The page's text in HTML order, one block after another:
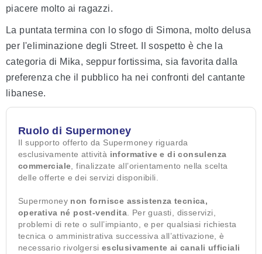
piacere molto ai ragazzi.
La puntata termina con lo sfogo di Simona, molto delusa
per l'eliminazione degli Street. Il sospetto è che la
categoria di Mika, seppur fortissima, sia favorita dalla
preferenza che il pubblico ha nei confronti del cantante
libanese.
Ruolo di Supermoney
Il supporto offerto da Supermoney riguarda
esclusivamente attività informative e di consulenza
commerciale , finalizzate all’orientamento nella scelta
delle offerte e dei servizi disponibili.
Supermoney non fornisce assistenza tecnica,
operativa né post-vendita . Per guasti, disservizi,
problemi di rete o sull’impianto, e per qualsiasi richiesta
tecnica o amministrativa successiva all’attivazione, è
necessario rivolgersi esclusivamente ai canali ufficiali